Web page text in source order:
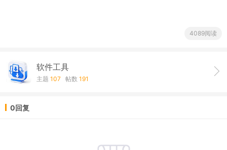
4089阅读
软件工具
主题 107 帖数 191
0回复